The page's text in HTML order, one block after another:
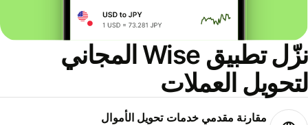
نزّل تطبيق Wise المجاني
العملات
مقارنة مقدمي خدمات تحويل الأموال